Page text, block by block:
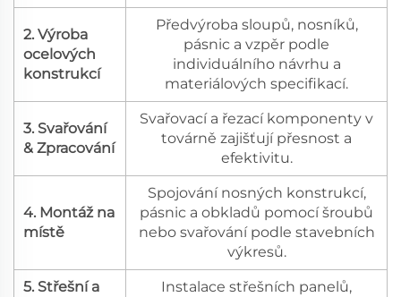
2. Výroba
ocelových
konstrukcí
Předvýroba sloupů, nosníků,
pásnic a vzpěr podle
individuálního návrhu a
materiálových specifikací.
3. Svařování
& Zpracování
Svařovací a řezací komponenty v
továrně zajišťují přesnost a
efektivitu.
4. Montáž na
místě
Spojování nosných konstrukcí,
pásnic a obkladů pomocí šroubů
nebo svařování podle stavebních
výkresů.
5. Střešní a
Instalace střešních panelů,